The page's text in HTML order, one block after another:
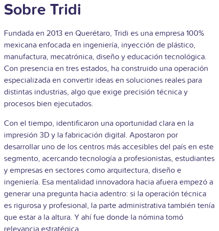
Sobre Tridi
Fundada en 2013 en Querétaro, Tridi es una empresa 100%
mexicana enfocada en ingeniería, inyección de plástico,
manufactura, mecatrónica, diseño y educación tecnológica.
Con presencia en tres estados, ha construido una operación
especializada en convertir ideas en soluciones reales para
distintas industrias, algo que exige precisión técnica y
procesos bien ejecutados.
Con el tiempo, identificaron una oportunidad clara en la
impresión 3D y la fabricación digital. Apostaron por
desarrollar uno de los centros más accesibles del país en este
segmento, acercando tecnología a profesionistas, estudiantes
y empresas en sectores como arquitectura, diseño e
ingeniería. Esa mentalidad innovadora hacia afuera empezó a
generar una pregunta hacia adentro: si la operación técnica
es rigurosa y profesional, la parte administrativa también tenía
que estar a la altura. Y ahí fue donde la nómina tomó